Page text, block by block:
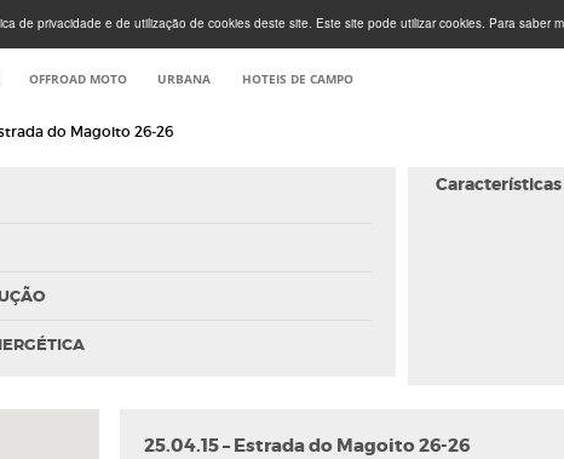
de privacidade e de utilização de cookies deste site. Este site pode utilizar cookies. Para saber
OFFROAD MOTO URBANA HOTEIS DE CAMPO
do Magoito 26-26
Características
25.04.15 – Estrada do Magoito 26-26